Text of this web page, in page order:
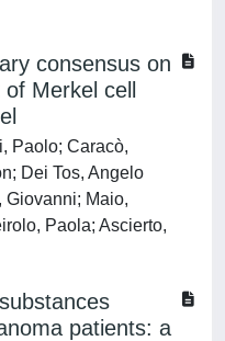
consensus on
Merkel cell
Paolo; Caracò,
Dei Tos, Angelo
Giovanni; Maio,
Paola; Ascierto,
patients: a